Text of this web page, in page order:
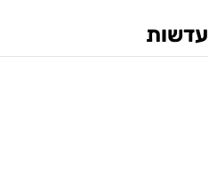
עדשות